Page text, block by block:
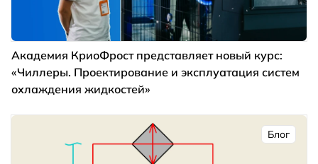
Академия КриоФрост представляет новый курс:
«Чиллеры. Проектирование и эксплуатация систем
охлаждения жидкостей»
Блог